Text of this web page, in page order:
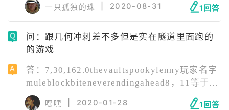
家也可以直接在手机里自带的各种安卓应用商
店上搜索这款游戏并且直接下载安装即可，推
荐采用这种方法，也比较方便。
一只孤独的珠 2020-08-31 1回答
问：跟几何冲刺差不多但是实在隧道里面跑的
的游戏
答：7,30,162.0thevaultspookylenny玩家名字
muleblockbiteneverendingahead8，11等于3-
1，6-3，7-6，
嘿嘿 2020-01-28 1回答